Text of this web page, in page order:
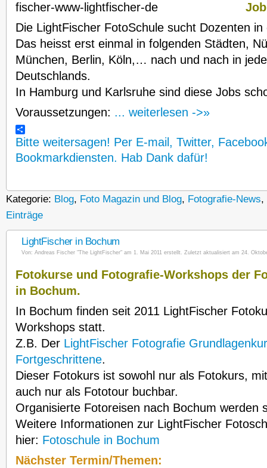
Die LightFischer FotoSchule sucht Dozenten
Das heisst erst einmal in folgenden Städten,
München, Berlin, Köln,… nach und nach in
Deutschlands.
In Hamburg und Karlsruhe sind diese Jobs
Voraussetzungen: ... weiterlesen ->»
Bitte weitersagen! Per E-mail, Twitter,
Bookmarkdiensten. Hab Dank dafür!
Kategorie: Blog, Foto Magazin und Blog, Fotografie-News,
Einträge
LightFischer in Bochum
Von: Andreas Fischer "The LightFischer" am 1. Mai 2011 erstellt. Zuletzt aktualisiert am 24.
Fotokurse und Fotografie-Workshops der
in Bochum.
In Bochum finden seit 2011 LightFischer
Workshops statt.
Z.B. Der LightFischer Fotografie
Fortgeschrittene.
Dieser Fotokurs ist sowohl nur als Fotokurs,
auch nur als Fototour buchbar.
Organisierte Fotoreisen nach Bochum werden
Weitere Informationen zur LightFischer
hier: Fotoschule in Bochum
Nächster Termin/Themen: